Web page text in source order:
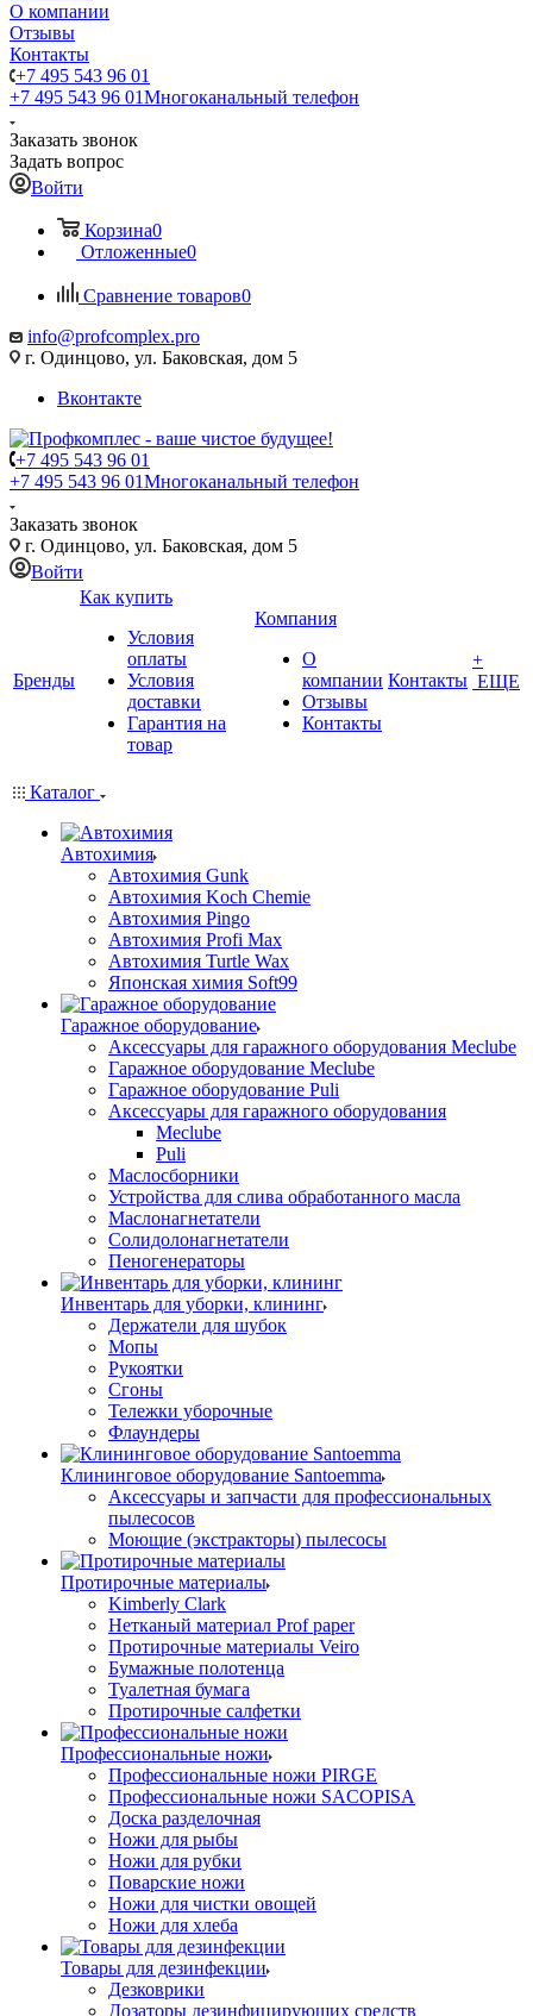
О компании
Отзывы
Контакты
+7 495 543 96 01
+7 495 543 96 01Многоканальный телефон
Заказать звонок
Задать вопрос
Войти
Корзина0
Отложенные0
Сравнение товаров0
info@profcomplex.pro
г. Одинцово, ул. Баковская, дом 5
Вконтакте
+7 495 543 96 01
+7 495 543 96 01Многоканальный телефон
Заказать звонок
г. Одинцово, ул. Баковская, дом 5
Войти
Бренды
Как купить
Условия
оплаты
Условия
доставки
Гарантия на
товар
Компания
О
компании
Отзывы
Контакты
Контакты
+
ЕЩЕ
Каталог
Автохимия
Автохимия Gunk
Автохимия Koch Chemie
Автохимия Pingo
Автохимия Profi Max
Автохимия Turtle Wax
Японская химия Soft99
Гаражное оборудование
Аксессуары для гаражного оборудования Meclube
Гаражное оборудование Meclube
Гаражное оборудование Puli
Аксессуары для гаражного оборудования
Meclube
Puli
Маслосборники
Устройства для слива обработанного масла
Маслонагнетатели
Солидолонагнетатели
Пеногенераторы
Инвентарь для уборки, клининг
Держатели для шубок
Мопы
Рукоятки
Сгоны
Тележки уборочные
Флаундеры
Клининговое оборудование Santoemma
Аксессуары и запчасти для профессиональных
пылесосов
Моющие (экстракторы) пылесосы
Протирочные материалы
Kimberly Clark
Нетканый материал Prof paper
Протирочные материалы Veiro
Бумажные полотенца
Туалетная бумага
Протирочные салфетки
Профессиональные ножи
Профессиональные ножи PIRGE
Профессиональные ножи SACOPISA
Доска разделочная
Ножи для рыбы
Ножи для рубки
Поварские ножи
Ножи для чистки овощей
Ножи для хлеба
Товары для дезинфекции
Дезковрики
Дозаторы дезинфицирующих средств